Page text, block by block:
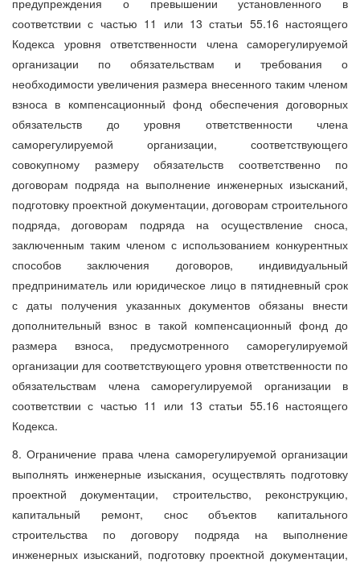
соответствии с частью 11 или 13 статьи 55.16 настоящего
Кодекса уровня ответственности члена саморегулируемой
организации по обязательствам и требования о
необходимости увеличения размера внесенного таким членом
взноса в компенсационный фонд обеспечения договорных
обязательств до уровня ответственности члена
саморегулируемой организации, соответствующего
совокупному размеру обязательств соответственно по
договорам подряда на выполнение инженерных изысканий,
подготовку проектной документации, договорам строительного
подряда, договорам подряда на осуществление сноса,
заключенным таким членом с использованием конкурентных
способов заключения договоров, индивидуальный
предприниматель или юридическое лицо в пятидневный срок
с даты получения указанных документов обязаны внести
дополнительный взнос в такой компенсационный фонд до
размера взноса, предусмотренного саморегулируемой
организации для соответствующего уровня ответственности по
обязательствам члена саморегулируемой организации в
соответствии с частью 11 или 13 статьи 55.16 настоящего
Кодекса.
8. Ограничение права члена саморегулируемой организации
выполнять инженерные изыскания, осуществлять подготовку
проектной документации, строительство, реконструкцию,
капитальный ремонт, снос объектов капитального
строительства по договору подряда на выполнение
инженерных изысканий, подготовку проектной документации,